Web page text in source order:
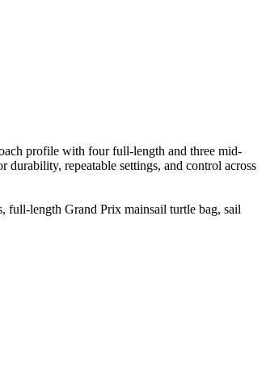
profile with four full-length and three mid-
repeatable settings, and control across
full-length Grand Prix mainsail turtle bag, sail